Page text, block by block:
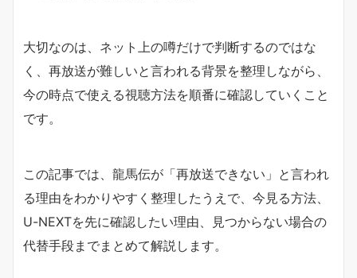
大切なのは、ネット上の噂だけで判断するのではな
く、再放送が難しいと言われる背景を整理しながら、
今の時点で使える視聴方法を順番に確認していくこと
です。
この記事では、龍馬伝が「再放送できない」と言われ
る理由をわかりやすく整理したうえで、今見る方法、
U-NEXTを先に確認したい理由、見つからない場合の
代替手段までまとめて解説します。